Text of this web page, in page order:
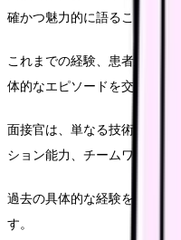
確かつ魅力的に語ることです。
これまでの経験、患者対応で
体的なエピソードを交えて伝
面接官は、単なる技術的スキ
ション能力、チームワーク、
過去の具体的な経験を通じて
す。